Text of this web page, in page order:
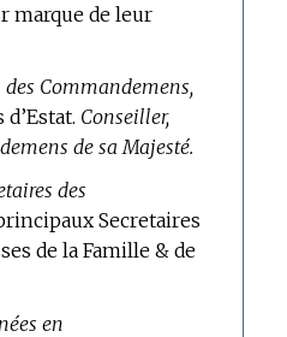
marque de leur
des Commandemens,
Conseiller,
de sa Majesté.
des
Secretaires
de la Famille & de
en